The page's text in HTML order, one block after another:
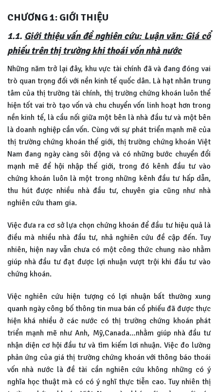
CHƯƠNG 1: GIỚI THIỆU
1.1. Giới thiệu vấn đề nghiên cứu: Luận văn: Giá cổ
phiếu trên thị trường khi thoái vốn nhà nước
Những năm trở lại đây, khu vực tài chính đã và đang đóng vai
trò quan trọng đối với nền kinh tế quốc dân. Là hạt nhân trung
tâm của thị trường tài chính, thị trường chứng khoán luôn thể
hiện tốt vai trò tạo vốn và chu chuyển vốn linh hoạt hơn trong
nền kinh tế, là cầu nối giữa một bên là nhà đầu tư và một bên
là doanh nghiệp cần vốn. Cùng với sự phát triển mạnh mẽ của
thị trường chứng khoán thế giới, thị trường chứng khoán Việt
Nam đang ngày càng sôi động và có những bước chuyển đổi
mạnh mẽ để hội nhập thế giới, trong đó kênh đầu tư vào
chứng khoán luôn là một trong những kênh đầu tư hấp dẫn,
thu hút được nhiều nhà đầu tư, chuyên gia cũng như nhà
nghiên cứu tham gia.
Việc đưa ra cơ sở lựa chọn chứng khoán để đầu tư hiệu quả là
điều mà nhiều nhà đầu tư, nhả nghiên cứu đề cập đến. Tuy
nhiên, hiện nay vẫn chưa có một công thức chung nào nhằm
giúp nhà đầu tư đạt được lợi nhuận vượt trội khi đầu tư vào
chứng khoán.
Việc nghiên cứu hiện tượng có lợi nhuận bất thường xung
quanh ngày công bố thông tin mua bán cổ phiếu đã được thực
hiện khá nhiều ở các nước có thị trường chứng khoán phát
triển mạnh mẽ như Anh, Mỹ,Canada…nhằm giúp nhà đầu tư
nhận diện cơ hội đầu tư và tìm kiếm lơi nhuận. Việc đo lường
phản ứng của giá thị trường chứng khoán với thông báo thoái
vốn nhà nước là đề tài cần nghiên cứu không những có ý
nghĩa học thuật mà có có ý nghĩ thực tiễn cao. Tuy nhiên thị